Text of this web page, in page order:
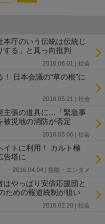
庁のいう伝統は伝統じ
る」と真っ向批判
2016.06.01 | 社会
日本会議の“草の根”に
2016.05.21 | 社会
主張の道具に…「緊急事
被災地の消防が否定
2016.05.06 | 社会
イトに利用！ カルト極
告塔に
2016.04.04 | 芸能・エンタメ
やっぱり安倍応援団と
ための報道統制が狙い
2016.02.20 | 社会